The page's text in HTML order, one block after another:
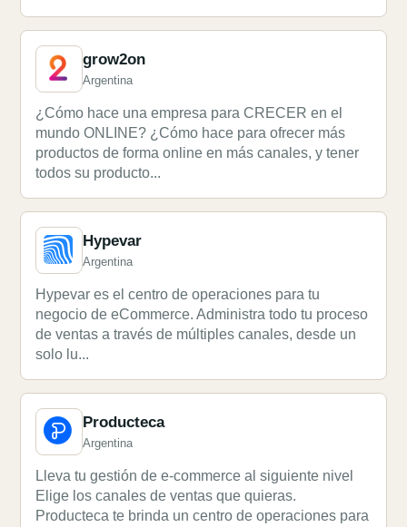
grow2on
Argentina
¿Cómo hace una empresa para CRECER en el
mundo ONLINE? ¿Cómo hace para ofrecer más
productos de forma online en más canales, y tener
todos su producto...
Hypevar
Argentina
Hypevar es el centro de operaciones para tu
negocio de eCommerce. Administra todo tu proceso
de ventas a través de múltiples canales, desde un
solo lu...
Producteca
Argentina
Lleva tu gestión de e-commerce al siguiente nivel
Elige los canales de ventas que quieras.
Producteca te brinda un centro de operaciones para